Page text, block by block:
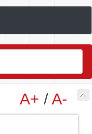
A+ /A-